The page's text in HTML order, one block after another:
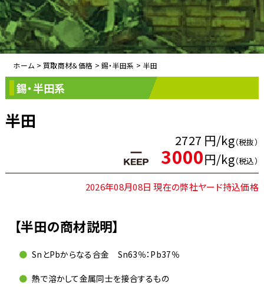
ホーム > 買取商材＆価格 >錫・半田系 > 半田
錫・半田系
半田
2727 円/kg（税抜）
3000円/kg（税込）
2026年08月08日 現在の弊社ヤード持込価格
【半田の商材説明】
SnとPbからなる合金 Sn63％：Pb37％
熱で溶かして金属同士を接合するもの